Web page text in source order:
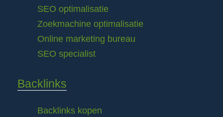
SEO optimalisatie
Zoekmachine optimalisatie
Online marketing bureau
SEO specialist
Backlinks
Backlinks kopen